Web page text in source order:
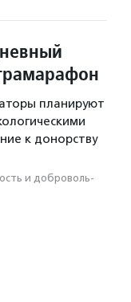
планируют
к донорству
и доброволь­